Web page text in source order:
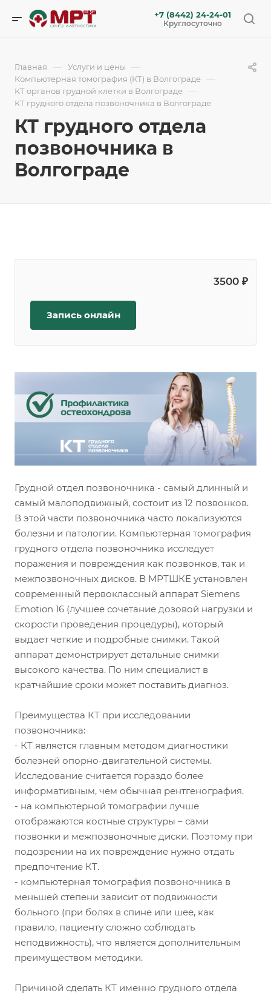
+7 (8442) 24-24-01
Круглосуточно
Главная — Услуги и цены —
Компьютерная томография (КТ) в Волгограде —
КТ органов грудной клетки в Волгограде —
КТ грудного отдела позвоночника в Волгограде
КТ грудного отдела
позвоночника в
Волгограде
3500 ₽
Запись онлайн
Грудной отдел позвоночника - самый длинный и
самый малоподвижный, состоит из 12 позвонков.
В этой части позвоночника часто локализуются
болезни и патологии. Компьютерная томография
грудного отдела позвоночника исследует
поражения и повреждения как позвонков, так и
межпозвоночных дисков. В МРТШКЕ установлен
современный первоклассный аппарат Siemens
Emotion 16 (лучшее сочетание дозовой нагрузки и
скорости проведения процедуры), который
выдает четкие и подробные снимки. Такой
аппарат демонстрирует детальные снимки
высокого качества. По ним специалист в
кратчайшие сроки может поставить диагноз.
Преимущества КТ при исследовании
позвоночника:
- КТ является главным методом диагностики
болезней опорно-двигательной системы.
Исследование считается гораздо более
информативным, чем обычная рентгенография.
- на компьютерной томографии лучше
отображаются костные структуры – сами
позвонки и межпозвоночные диски. Поэтому при
подозрении на их повреждение нужно отдать
предпочтение КТ.
- компьютерная томография позвоночника в
меньшей степени зависит от подвижности
больного (при болях в спине или шее, как
правило, пациенту сложно соблюдать
неподвижность), что является дополнительным
преимуществом методики.
Причиной сделать КТ именно грудного отдела